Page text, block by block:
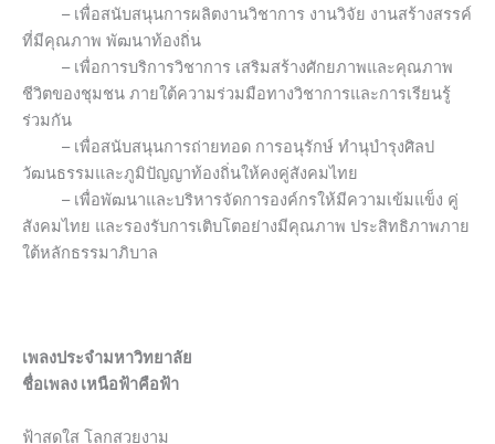
– เพื่อสนับสนุนการผลิตงานวิชาการ งานวิจัย งานสร้างสรรค์
ที่มีคุณภาพ พัฒนาท้องถิ่น
– เพื่อการบริการวิชาการ เสริมสร้างศักยภาพและคุณภาพ
ชีวิตของชุมชน ภายใต้ความร่วมมือทางวิชาการและการเรียนรู้
ร่วมกัน
– เพื่อสนับสนุนการถ่ายทอด การอนุรักษ์ ทำนุบำรุงศิลป
วัฒนธรรมและภูมิปัญญาท้องถิ่นให้คงคู่สังคมไทย
– เพื่อพัฒนาและบริหารจัดการองค์กรให้มีความเข้มแข็ง คู่
สังคมไทย และรองรับการเติบโตอย่างมีคุณภาพ ประสิทธิภาพภาย
ใต้หลักธรรมาภิบาล
เพลงประจำมหาวิทยาลัย
ชื่อเพลง เหนือฟ้าคือฟ้า
ฟ้าสดใส โลกสวยงาม